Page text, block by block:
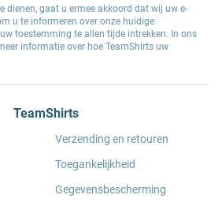
dienen, gaat u ermee akkoord dat wij uw e-
u te informeren over onze huidige
toestemming te allen tijde intrekken. In ons
informatie over hoe TeamShirts uw
TeamShirts
Verzending en retouren
Toegankelijkheid
Gegevensbescherming